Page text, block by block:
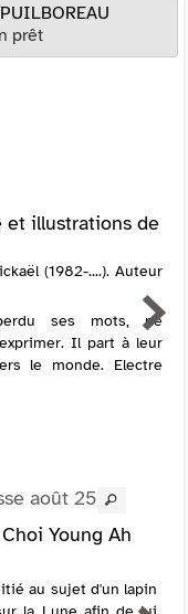
PUILBOREAU
prêt
illustrations de
(1982-....). Auteur
ses mots, ne
Il part à leur
le monde. Electre
août 25
Young Ah
au sujet d'un lapin